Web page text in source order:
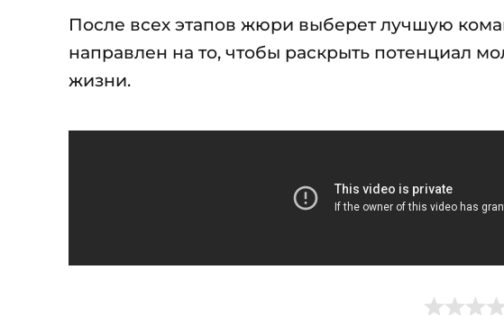
После всех этапов жюри выберет лучшую
направлен на то, чтобы раскрыть потенциал
жизни.